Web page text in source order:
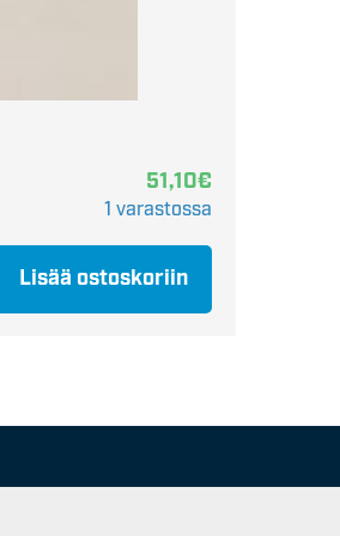
51,10€
1 varastossa
Lisää ostoskoriin